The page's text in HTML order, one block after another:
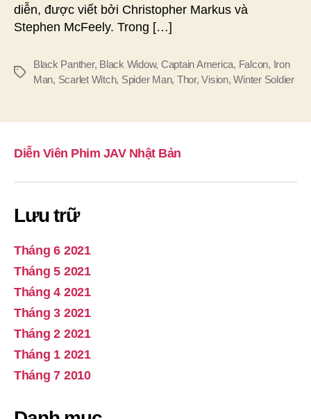
diễn, được viết bởi Christopher Markus và
Stephen McFeely. Trong […]
Thẻ
Black Panther, Black Widow, Captain America, Falcon, Iron
Man, Scarlet Witch, Spider Man, Thor,Vision,Winter Soldier
Diễn Viên Phim JAV Nhật Bản
Lưu trữ
Tháng 6 2021
Tháng 5 2021
Tháng 4 2021
Tháng 3 2021
Tháng 2 2021
Tháng 1 2021
Tháng 7 2010